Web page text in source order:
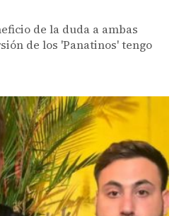
de la duda a ambas
de los 'Panatinos' tengo